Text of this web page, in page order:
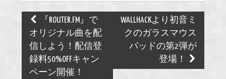
Post
navigation
『ROUTER.FM』で
オリジナル曲を配
信しよう！配信登
録料50%OFFキャン
ペーン開催！
WALLHACKより初音ミ
クのガラスマウス
パッドの第2弾が
登場！